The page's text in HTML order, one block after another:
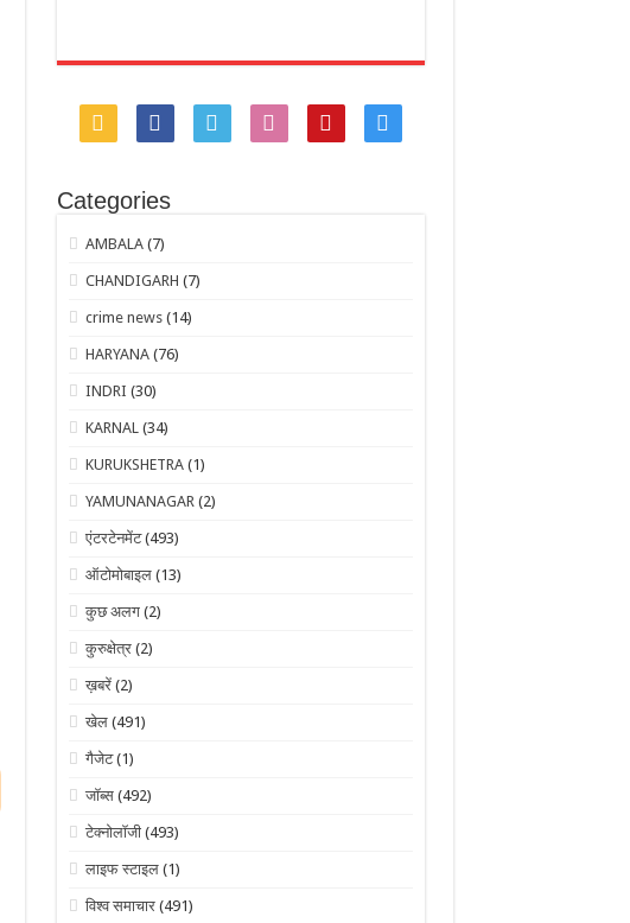
Categories
AMBALA (7)
CHANDIGARH (7)
crime news (14)
HARYANA (76)
INDRI (30)
KARNAL (34)
KURUKSHETRA (1)
YAMUNANAGAR (2)
एंटरटेनमेंट(493)
ऑटोमोबाइल (13)
कुछ अलग (2)
कुरुक्षेत्र (2)
ख़बरें (2)
खेल (491)
गैजेट(1)
जॉब्स (492)
टेक्नोलॉजी (493)
लाइफ स्टाइल (1)
विश्व समाचार (491)